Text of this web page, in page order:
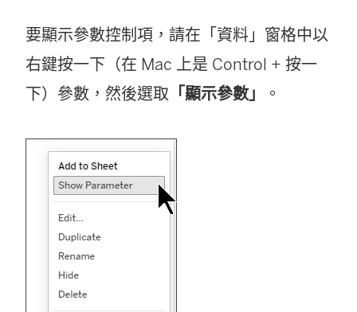
要顯示參數控制項，請在「資料」窗格中以
右鍵按一下（在 Mac 上是 Control + 按一
下）參數，然後選取 「顯示參數」 。